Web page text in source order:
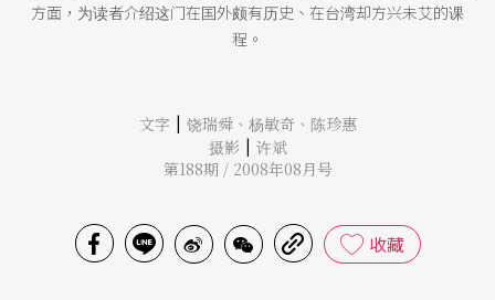
方面，为读者介绍这门在国外颇有历史、在台湾却方兴未艾的课
程。
文字 | 饶瑞舜、 杨敏奇、 陈珍惠
摄影 | 许斌
第188期 / 2008年08月号
收藏